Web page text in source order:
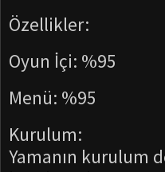
Özellikler:
Oyun İçi: %95
Menü: %95
Kurulum:
Yamanın kurulum